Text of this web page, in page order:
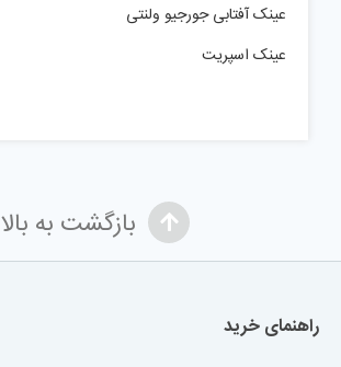
عینک آفتابی جورجیو ولنتی
عینک اسپریت
بازگشت به بالا
راهنمای خرید